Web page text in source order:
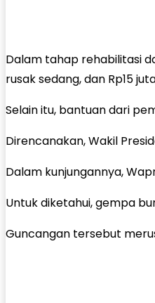
Dalam tahap rehabilitasi
rusak sedang, dan Rp15
Selain itu, bantuan dari
Direncanakan, Wakil
Dalam kunjungannya,
Untuk diketahui, gempa
Guncangan tersebut